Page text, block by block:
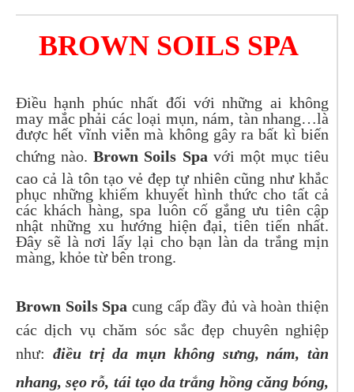
BROWN SOILS SPA
Điều hạnh phúc nhất đối với những ai không
may mắc phải các loại mụn, nám, tàn nhang…là
được hết vĩnh viễn mà không gây ra bất kì biến
chứng nào.Brown Soils Spa với một mục tiêu
cao cả là tôn tạo vẻ đẹp tự nhiên cũng như khắc
phục những khiếm khuyết hình thức cho tất cả
các khách hàng, spa luôn cố gắng ưu tiên cập
nhật những xu hướng hiện đại, tiên tiến nhất.
Đây sẽ là nơi lấy lại cho bạn làn da trắng mịn
màng, khỏe từ bên trong.
Brown Soils Spa cung cấp đầy đủ và hoàn thiện
các dịch vụ chăm sóc sắc đẹp chuyên nghiệp
như: điều trị da mụn không sưng, nám, tàn
nhang, sẹo rỗ, tái tạo da trắng hồng căng bóng,